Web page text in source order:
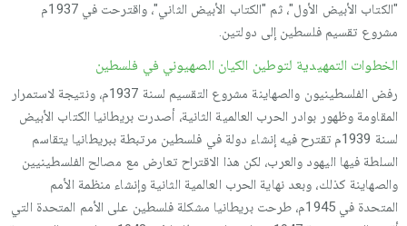
"الكتاب الأبيض الأول"، ثم "الكتاب الأبيض الثاني"، واقترحت في 1937م
مشروع تقسيم فلسطين إلى دولتين.
الخطوات التمهيدية لتوطين الكيان الصهيوني في فلسطين
رفض الفلسطينيون والصهاينة مشروع التقسيم لسنة 1937م، ونتيجة لاستمرار
المقاومة وظهور بوادر الحرب العالمية الثانية، أصدرت بريطانيا الكتاب الأبيض
لسنة 1939م تقترح فيه إنشاء دولة في فلسطين مرتبطة ببريطانيا يتقاسم
السلطة فيها اليهود والعرب، لكن هذا الاقتراح تعارض مع مصالح الفلسطينيين
والصهاينة كذلك، وبعد نهاية الحرب العالمية الثانية وإنشاء منظمة الأمم
المتحدة في 1945م، طرحت بريطانيا مشكلة فلسطين على الأمم المتحدة التي